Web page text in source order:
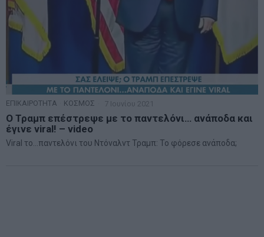
ΕΠΙΚΑΙΡΟΤΗΤΑ ΚΟΣΜΟΣ 7 Ιουνίου 2021
Ο Τραμπ επέστρεψε με το παντελόνι… ανάποδα και
έγινε viral! – video
Viral το...παντελόνι του Ντόναλντ Τραμπ: Το φόρεσε ανάποδα;